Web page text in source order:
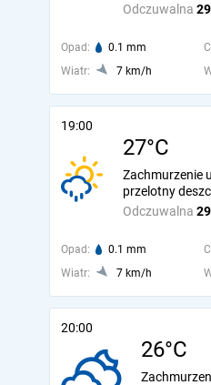
Odczuwalna
Opad: 0.1 mm
Wiatr:
7 km/h
19:00
27°C
Odczuwalna
Zachmurzenie
przelotny
Opad: 0.1 mm
Wiatr:
7 km/h
20:00
26°C